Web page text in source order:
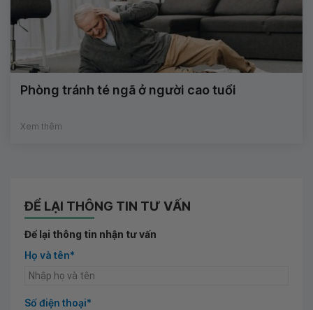
Phòng tránh té ngã ở người cao tuổi
Xem thêm
ĐỂ LẠI THÔNG TIN TƯ VẤN
Để lại thông tin nhận tư vấn
Họ và tên*
Số điện thoại*